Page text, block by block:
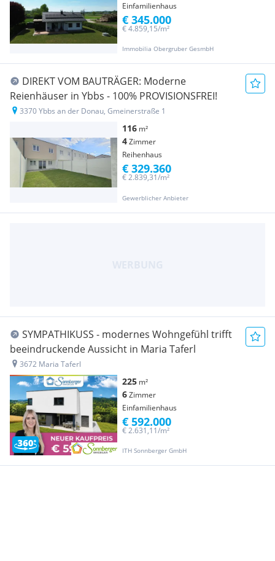
Einfamilienhaus
Immobilia Obergruber GesmbH
€ 4.859,15/m²
€ 345.000
DIREKT VOM BAUTRÄGER: Moderne
Reienhäuser in Ybbs - 100% PROVISIONSFREI!
3370 Ybbs an der Donau, Gmeinerstraße 1
116 m²
4Zimmer
Reihenhaus
Gewerblicher Anbieter
€ 2.839,31/m²
€ 329.360
SYMPATHIKUSS - modernes Wohngefühl trifft
beeindruckende Aussicht in Maria Taferl
3672 Maria Taferl
225 m²
6Zimmer
Einfamilienhaus
ITH Sonnberger GmbH
€ 2.631,11/m²
€ 592.000